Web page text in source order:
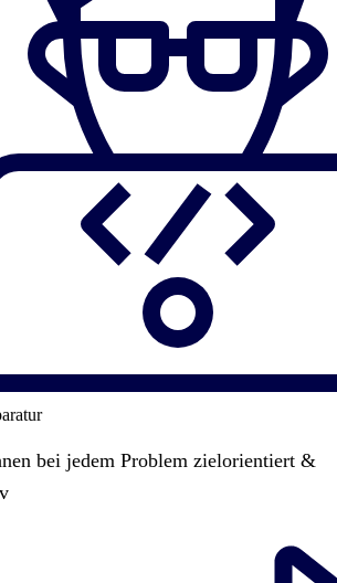
bei jedem Problem zielorientiert &